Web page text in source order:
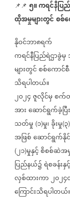
📌📌 ၅။ ကရင်နီပြ
ထိုအမှုများတွင်စစ်
နိုဝင်ဘာ၈ရက်
ကရင်နီပြည်ရဲဌာခွဲမှ
များတွင်စစ်ကော
သိရပါတယ်။
၂၀၂၄ဇူလိုင်မှစက်
အားဆောင်ရွက်ခဲ့ပြီး
သတ်မှု (၁)မှု၊ခိုးမှု(၃)
အဖြစ်ဆောင်ရွက်နို
(၂၁)မှုနှင့်စိစစ်ဆဲအ
ပြည်နယ်၌ရဲစခန်းနှင့်
လှစ်ထားကာ၂၀၂
ကြောင်းသိရပါတယ်။